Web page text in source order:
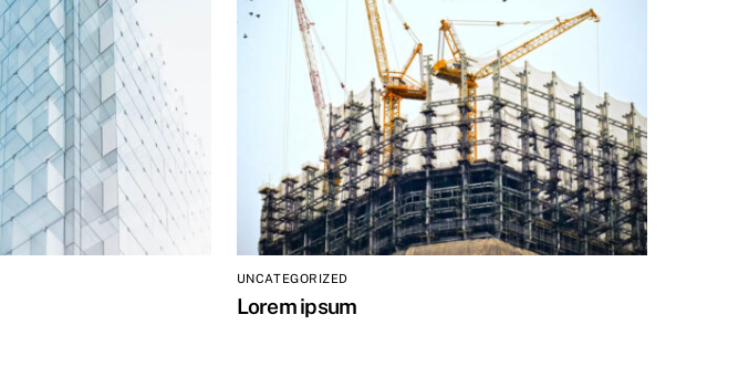
UNCATEGORIZED
Lorem ipsum